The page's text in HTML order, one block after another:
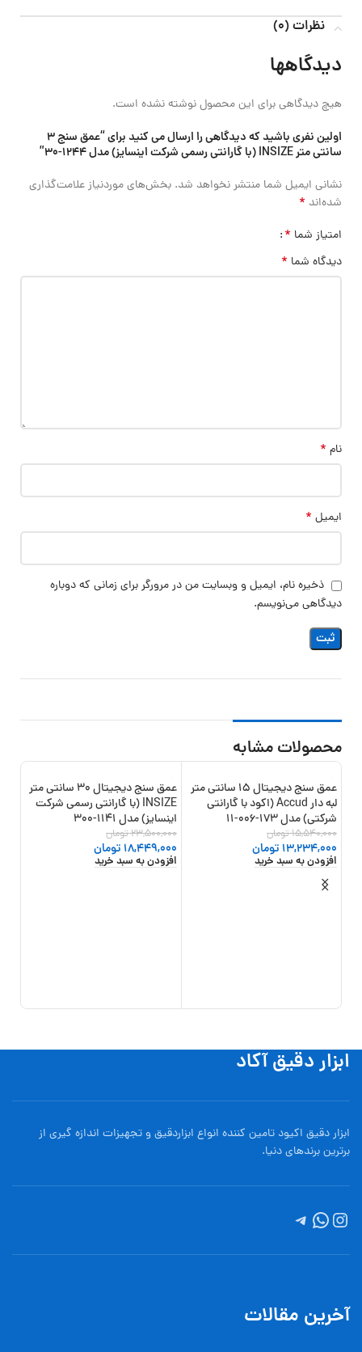
نظرات (0)
دیدگاهها
هیچ دیدگاهی برای این محصول نوشته نشده است.
اولین نفری باشید که دیدگاهی را ارسال می کنید برای “عمق سنج 3
سانتی متر INSIZE (با گارانتی رسمی شرکت اینسایز) مدل 1244-30”
نشانی ایمیل شما منتشر نخواهد شد. بخش‌های موردنیاز علامت‌گذاری
شده‌اند *
امتیاز شما *
دیدگاه شما *
نام *
ایمیل *
ذخیره نام، ایمیل و وبسایت من در مرورگر برای زمانی که دوباره
دیدگاهی می‌نویسم.
محصولات مشابه
-15%
عمق سنج دیجیتال 15 سانتی متر
لبه دار Accud (اکود با گارانتی
شرکتی) مدل 173-006-11
15,540,000تومان
13,234,000 تومان
افزودن به سبد خرید
-21%
عمق سنج دیجیتال 30 سانتی متر
INSIZE (با گارانتی رسمی شرکت
اینسایز) مدل 1141-300
23,500,000تومان
18,449,000 تومان
افزودن به سبد خرید
ابزار دقیق آکاد
ابزار دقیق اکیود تامین کننده انواع ابزاردقيق و تجهيزات اندازه گیری از
برترین برندهای دنیا.
آخرین مقالات